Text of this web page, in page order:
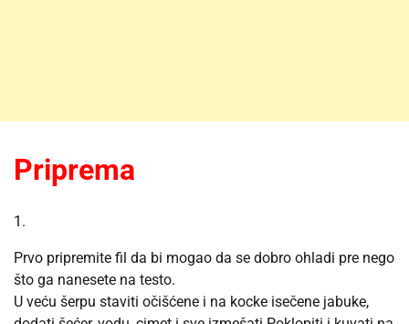
Priprema
1.
Prvo pripremite fil da bi mogao da se dobro ohladi pre nego
što ga nanesete na testo.
U veću šerpu staviti očišćene i na kocke isečene jabuke,